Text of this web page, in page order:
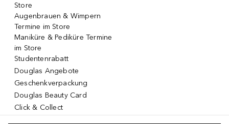
Store
Augenbrauen & Wimpern
Termine im Store
Maniküre & Pediküre Termine
im Store
Studentenrabatt
Douglas Angebote
Geschenkverpackung
Douglas Beauty Card
Click & Collect